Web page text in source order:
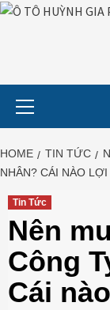
HOME TIN TỨC
NHÂN? CÁI NÀO
Tin Tức
Nên
Công
Cái